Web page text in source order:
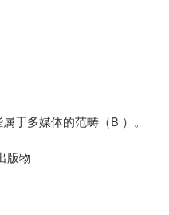
于多媒体的范畴（B ）。
版物